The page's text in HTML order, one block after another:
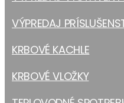
VÝPREDAJ
KRBOVÉ KACHLE
KRBOVÉ VLOŽKY